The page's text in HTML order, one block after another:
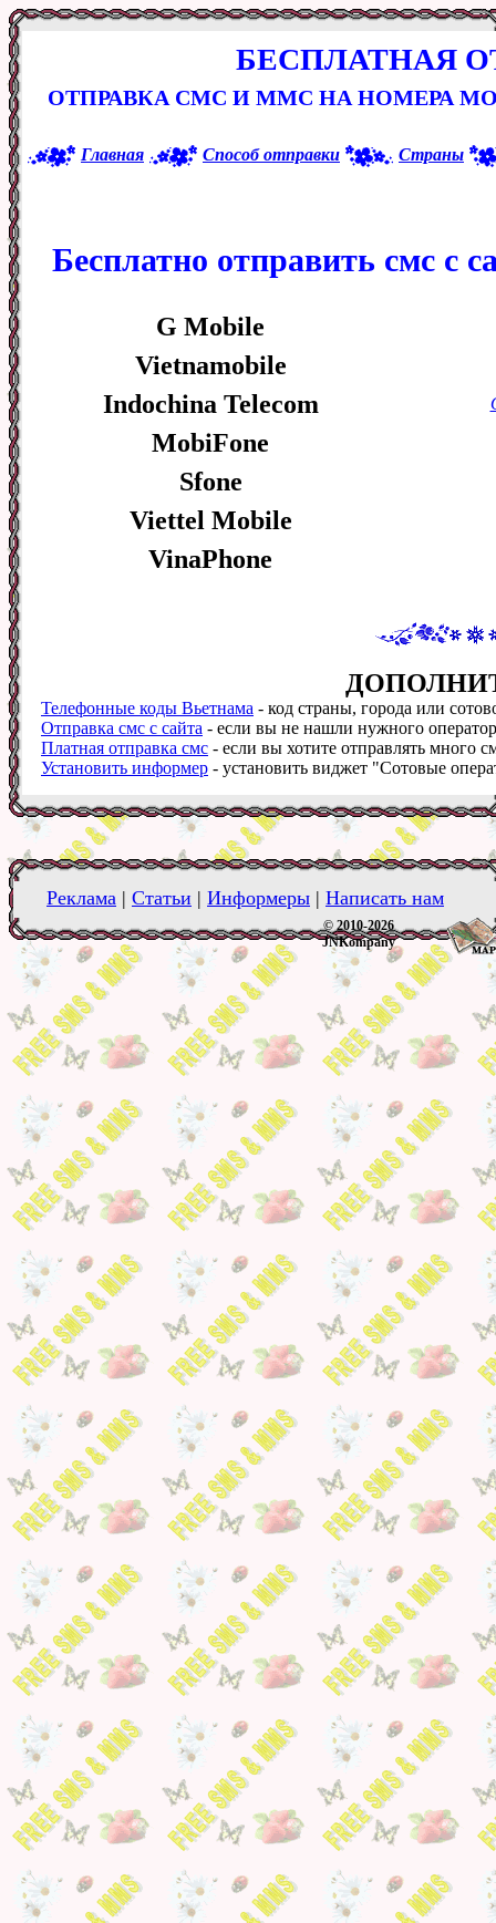
БЕСПЛАТНАЯ
ОТПРАВКА СМС И ММС НА НОМЕРА
Главная Способ отправки Страны
Бесплатно отправить смс с
G Mobile
Vietnamobile
Indochina Telecom
MobiFone
Sfone
Viettel Mobile
VinaPhone
Телефонные коды Вьетнама - код страны, города или
Отправка смс с сайта - если вы не нашли нужного
Платная отправка смс - если вы хотите отправлять много
Установить информер - установить виджет "Сотовые
Реклама | Статьи | Информеры | Написать нам
© 2010-2026
JNKompany